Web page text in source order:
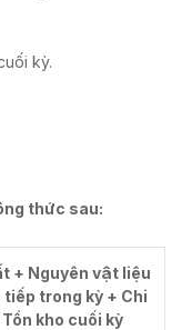
kỳ.
thức sau:
+ Nguyên vật liệu
trong kỳ + Chi
kho cuối kỳ